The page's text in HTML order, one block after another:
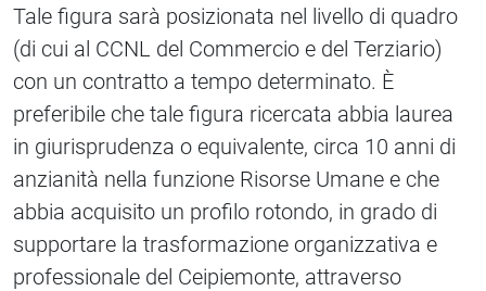
Tale figura sarà posizionata nel livello di quadro
(di cui al CCNL del Commercio e del Terziario)
con un contratto a tempo determinato. È
preferibile che tale figura ricercata abbia laurea
in giurisprudenza o equivalente, circa 10 anni di
anzianità nella funzione Risorse Umane e che
abbia acquisito un profilo rotondo, in grado di
supportare la trasformazione organizzativa e
professionale del Ceipiemonte, attraverso